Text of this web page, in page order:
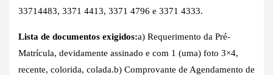
33714483, 3371 4413, 3371 4796 e 3371 4333.
Lista de documentos exigidos:a) Requerimento da Pré-
Matrícula, devidamente assinado e com 1 (uma) foto 3×4,
recente, colorida, colada.b) Comprovante de Agendamento de